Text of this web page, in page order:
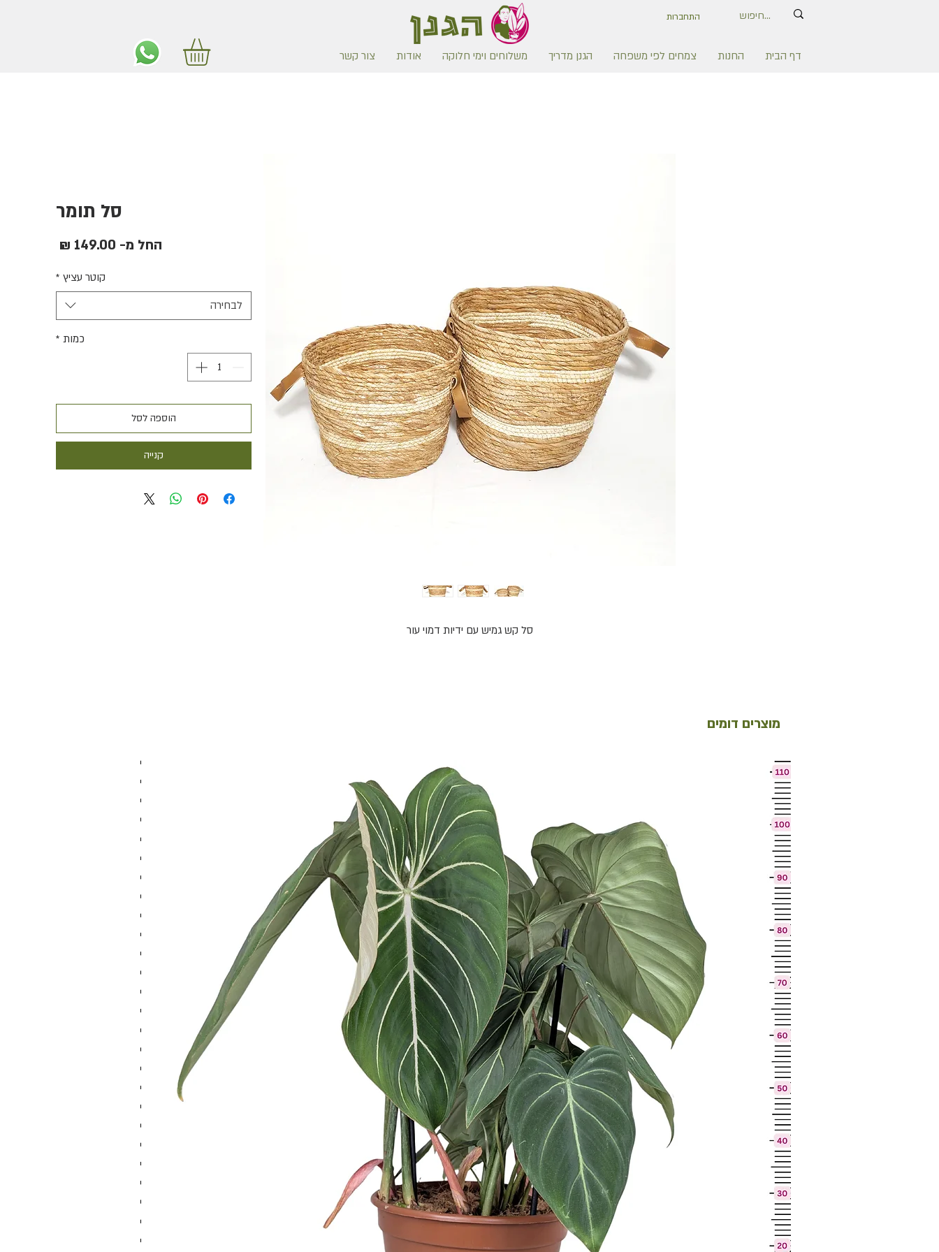
התחברות
דף הבית החנות צמחים לפי משפחה הגנן מדריך משלוחים וימי חלוקה אודות צור קשר
סל תומר
החל מ- 149.00 ₪
קוטר עציץ *
לבחירה
כמות *
הוספה לסל
קנייה
סל קש גמיש עם ידיות דמוי עור
מוצרים דומים